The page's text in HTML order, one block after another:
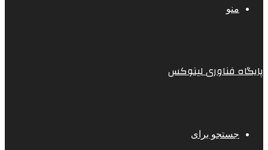
منو
پایگاه فناوری لینوکس
جستجو برای